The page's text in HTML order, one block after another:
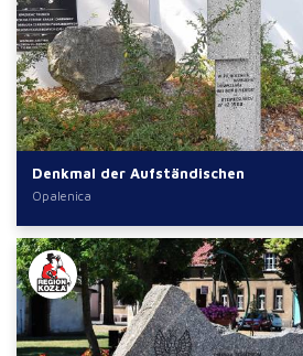
Denkmal der Aufständischen
Opalenica